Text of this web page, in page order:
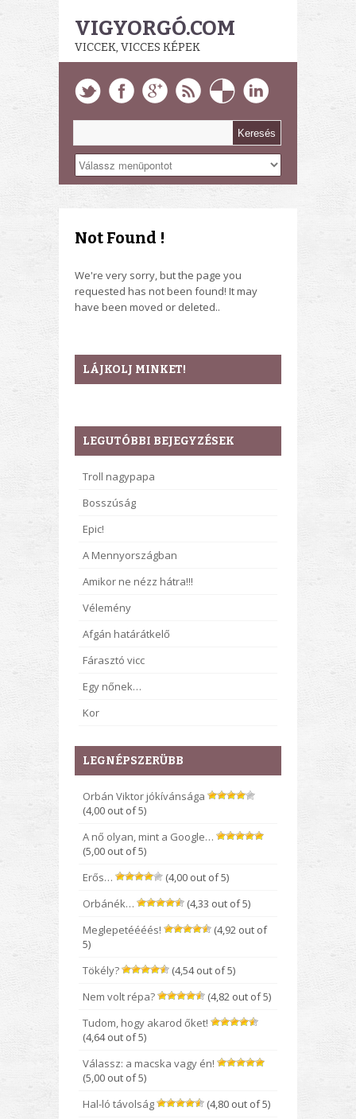
VIGYORGÓ.COM
VICCEK, VICCES KÉPEK
Not Found !
We're very sorry, but the page you
requested has not been found! It may
have been moved or deleted..
LÁJKOLJ MINKET!
LEGUTÓBBI BEJEGYZÉSEK
Troll nagypapa
Bosszúság
Epic!
A Mennyországban
Amikor ne nézz hátra!!!
Vélemény
Afgán határátkelő
Fárasztó vicc
Egy nőnek…
Kor
LEGNÉPSZERÜBB
Orbán Viktor jókívánsága
(4,00 out of 5)
A nő olyan, mint a Google…
(5,00 out of 5)
Erős…
(4,00 out of 5)
Orbánék…
(4,33 out of 5)
Meglepetéééés!
(4,92 out of
5)
Tökély?
(4,54 out of 5)
Nem volt répa?
(4,82 out of 5)
Tudom, hogy akarod őket!
(4,64 out of 5)
Válassz: a macska vagy én!
(5,00 out of 5)
Hal-ló távolság
(4,80 out of 5)